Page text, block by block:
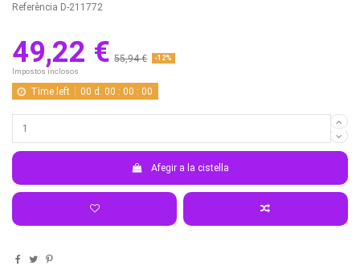
Referència D-211772
49,22 € 55,94 € -12%
Impostos inclosos
Time left 00 d. 00 :00 :00
Afegir a la cistella